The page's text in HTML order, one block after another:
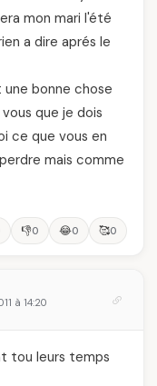
mon mari l'été
a dire aprés le
bonne chose
que je dois
ce que vous en
mais comme
👎0 😂0 🥰0
à 14:20
tou leurs temps